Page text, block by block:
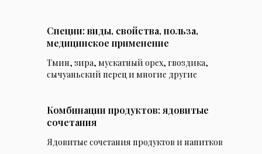
Специи: виды, свойства, польза,
медицинское применение
Тмин, зира, мускатный орех, гвоздика,
сычуаньский перец и многие другие
Комбинации продуктов: ядовитые
сочетания
Ядовитые сочетания продуктов и напитков